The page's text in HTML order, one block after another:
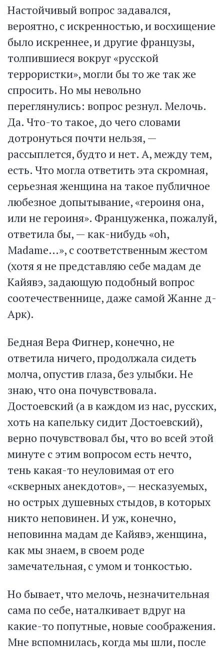
Настойчивый вопрос задавался,
вероятно, с искренностью, и восхищение
было искреннее, и другие французы,
толпившиеся вокруг «русской
террористки», могли бы то же так же
спросить. Но мы невольно
переглянулись: вопрос резнул. Мелочь.
Да. Что-то такое, до чего словами
дотронуться почти нельзя, —
рассыплется, будто и нет. А, между тем,
есть. Что могла ответить эта скромная,
серьезная женщина на такое публичное
любезное допытывание, «героиня она,
или не героиня». Француженка, пожалуй,
ответила бы, — как-нибудь «oh,
Madame…», с соответственным жестом
(хотя я не представляю себе мадам де
Кайявэ, задающую подобный вопрос
соотечественнице, даже самой Жанне д-
Арк).
Бедная Вера Фигнер, конечно, не
ответила ничего, продолжала сидеть
молча, опустив глаза, без улыбки. Не
знаю, что она почувствовала.
Достоевский (а в каждом из нас, русских,
хоть на капельку сидит Достоевский),
верно почувствовал бы, что во всей этой
минуте с этим вопросом есть нечто,
тень какая-то неуловимая от его
«скверных анекдотов», — несказуемых,
но острых душевных стыдов, в которых
никто неповинен. И уж, конечно,
неповинна мадам де Кайявэ, женщина,
как мы знаем, в своем роде
замечательная, с умом и тонкостью.
Но бывает, что мелочь, незначительная
сама по себе, наталкивает вдруг на
какие-то попутные, новые соображения.
Мне вспомнилась, когда мы шли, после